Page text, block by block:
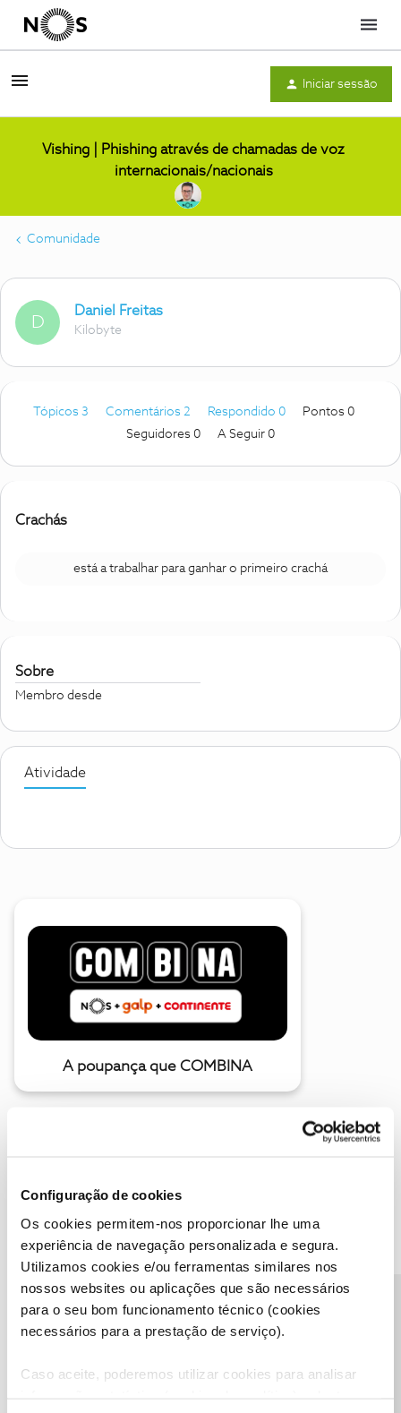
Configuração de cookies
Os cookies permitem-nos proporcionar lhe uma
experiência de navegação personalizada e segura.
Utilizamos cookies e/ou ferramentas similares nos
nossos websites ou aplicações que são necessários
para o seu bom funcionamento técnico (cookies
necessários para a prestação de serviço).
Caso aceite, poderemos utilizar cookies para analisar
Menu
Iniciar sessão
Vishing | Phishing através de chamadas de voz
internacionais/nacionais
Comunidade
D
Daniel Freitas
Kilobyte
Tópicos 3 Comentários 2 Respondido 0
Pontos 0
Seguidores 0 A Seguir 0
Crachás
está a trabalhar para ganhar o primeiro crachá
Sobre
Membro desde
Atividade
A poupança que COMBINA
Descubra as novidades de julho